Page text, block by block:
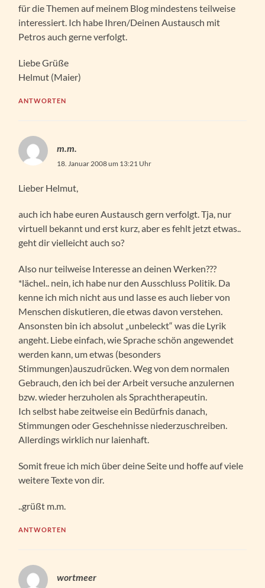
für die Themen auf meinem Blog mindestens teilweise
interessiert. Ich habe Ihren/Deinen Austausch mit
Petros auch gerne verfolgt.
Liebe Grüße
Helmut (Maier)
ANTWORTEN
m.m.
18. Januar 2008 um 13:21 Uhr
Lieber Helmut,
auch ich habe euren Austausch gern verfolgt. Tja, nur
virtuell bekannt und erst kurz, aber es fehlt jetzt etwas..
geht dir vielleicht auch so?
Also nur teilweise Interesse an deinen Werken???
*lächel.. nein, ich habe nur den Ausschluss Politik. Da
kenne ich mich nicht aus und lasse es auch lieber von
Menschen diskutieren, die etwas davon verstehen.
Ansonsten bin ich absolut „unbeleckt“ was die Lyrik
angeht. Liebe einfach, wie Sprache schön angewendet
werden kann, um etwas (besonders
Stimmungen)auszudrücken. Weg von dem normalen
Gebrauch, den ich bei der Arbeit versuche anzulernen
bzw. wieder herzuholen als Sprachtherapeutin.
Ich selbst habe zeitweise ein Bedürfnis danach,
Stimmungen oder Geschehnisse niederzuschreiben.
Allerdings wirklich nur laienhaft.
Somit freue ich mich über deine Seite und hoffe auf viele
weitere Texte von dir.
..grüßt m.m.
ANTWORTEN
wortmeer